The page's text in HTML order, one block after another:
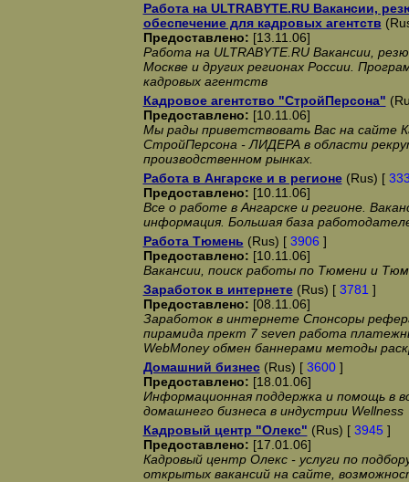
Работа на ULTRABYTE.RU Вакансии,
обеспечение для кадровых агентств
Предоставлено: [13.11.06]
Работа на ULTRABYTE.RU Вакансии,
Москве и других регионах России.
кадровых агентств
Кадровое агентство "СтройПерсона"
Предоставлено: [10.11.06]
Мы рады приветствовать Вас на сайте
СтройПерсона - ЛИДЕРА в области
производственном рынках.
Работа в Ангарске и в регионе(Rus) [
Предоставлено: [10.11.06]
Все о работе в Ангарске и регионе.
информация. Большая база
Работа Тюмень (Rus) [ 3906 ]
Предоставлено: [10.11.06]
Вакансии, поиск работы по Тюмени и
Заработок в интернете(Rus) [ 3781 ]
Предоставлено: [08.11.06]
Заработок в интернете Спонсоры
пирамида прект 7 seven работа
WebMoney обмен баннерами методы
Домашний бизнес(Rus) [ 3600]
Предоставлено: [18.01.06]
Информационная поддержка и помощь в
домашнего бизнеса в индустрии Wellness
Кадровый центр "Олекс" (Rus) [ 3945 ]
Предоставлено: [17.01.06]
Кадровый центр Олекс - услуги по
открытых вакансий на сайте,